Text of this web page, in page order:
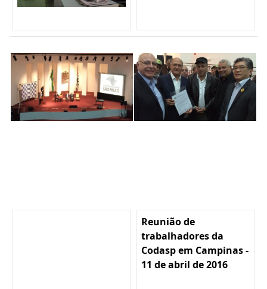
Reunião de
trabalhadores da
Codasp em Campinas -
11 de abril de 2016